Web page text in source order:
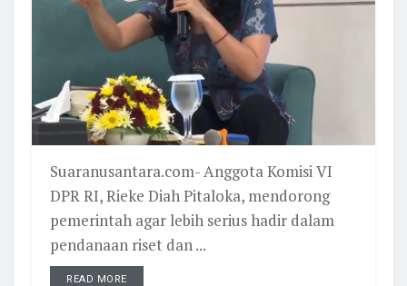
Suaranusantara.com- Anggota Komisi VI
DPR RI, Rieke Diah Pitaloka, mendorong
pemerintah agar lebih serius hadir dalam
pendanaan riset dan ...
READ MORE